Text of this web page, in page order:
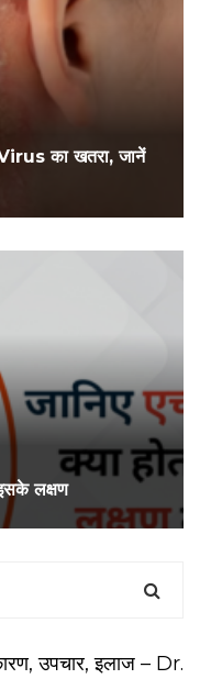
का खतरा, जानें
लक्षण
उपचार, इलाज – Dr.